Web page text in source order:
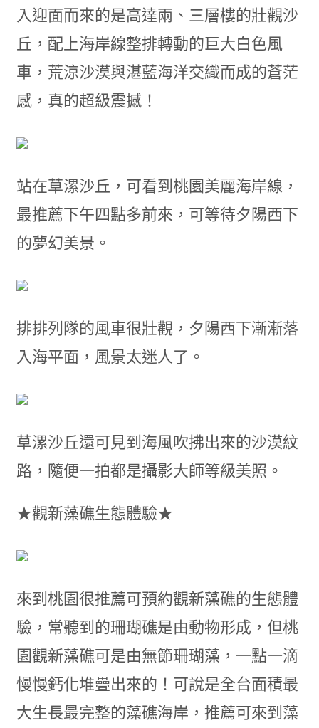
入迎面而來的是高達兩、三層樓的壯觀沙
丘，配上海岸線整排轉動的巨大白色風
車，荒涼沙漠與湛藍海洋交織而成的蒼茫
感，真的超級震撼！
站在草漯沙丘，可看到桃園美麗海岸線，
最推薦下午四點多前來，可等待夕陽西下
的夢幻美景。
排排列隊的風車很壯觀，夕陽西下漸漸落
入海平面，風景太迷人了。
草漯沙丘還可見到海風吹拂出來的沙漠紋
路，隨便一拍都是攝影大師等級美照。
★觀新藻礁生態體驗★
來到桃園很推薦可預約觀新藻礁的生態體
驗，常聽到的珊瑚礁是由動物形成，但桃
園觀新藻礁可是由無節珊瑚藻，一點一滴
慢慢鈣化堆疊出來的！可說是全台面積最
大生長最完整的藻礁海岸，推薦可來到藻